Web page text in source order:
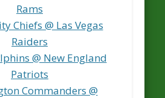
Rams
Chiefs @ Las Vegas
Raiders
@ New England
Patriots
Commanders @